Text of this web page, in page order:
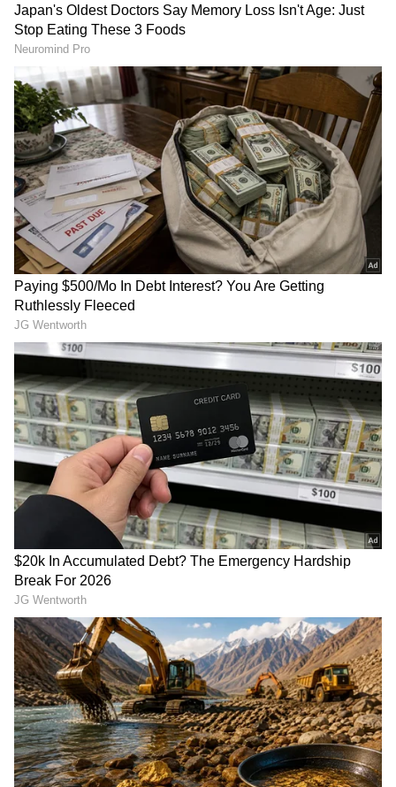
Image Credit :Alia Bhatt Instagram
ಅಭಿಮಾನಿಗಳು ಹೇಳೋದೇನು?
ಇದು ಅವರ ಅತ್ಯುತ್ತಮ ಅಂತರರಾಷ್ಟ್ರೀಯ ರೆಡ್ ಕಾರ್ಪೆಟ್
ಲುಕ್‌ಗಳಲ್ಲಿ ಒಂದು ಎಂದು ಅಭಿಮಾನಿಗಳು ಹೇಳುತ್ತಿದ್ದಾರೆ. ಈ
ಮಿಡಿ ಬಾಲ್ ಗೌನ್, ಸೂಕ್ಷ್ಮವಾದ ಶೋಲ್ಡರ್ ಸ್ಟ್ರಾಪ್ಸ್, ಡೀಪ್
ನೆಕ್‌ಲೈನ್ ಮತ್ತು ಗಮನ ಸೆಳೆಯುವ ದೊಡ್ಡ ಸ್ಕರ್ಟ್
ಹೊಂದಿತ್ತು. ಫ್ರೆಂಚ್ ರಿವೇರಿಯಾದ ಬೇಸಿಗೆಯ ವಾತಾವರಣಕ್ಕೆ
ಈ ಮಿಂಟ್ ಬಣ್ಣದ ಗೌನ್ ಹೇಳಿ ಮಾಡಿಸಿದಂತಿತ್ತು.
Related Articles
Cannes 2026: ಕೇನ್ಸ್ ಫೆಸ್ಟಿವಲ್‌ಗೆ ನಟಿ ಆಲಿಯಾ ಭಟ್
ಪ್ರಯಾಣ: 'ಸ್ಟೇನ್ ಅಲೈವ್' ಎಂದಿದ್ದೇಕೆ?